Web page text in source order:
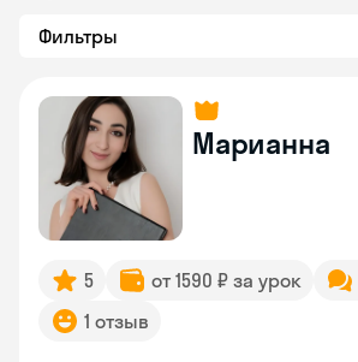
Фильтры
Марианна
5 от 1590 ₽ за урок
1 отзыв